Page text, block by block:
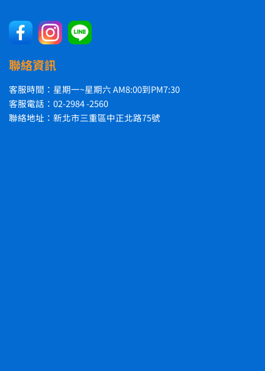
聯絡資訊
客服時間：星期一~星期六 AM8:00到PM7:30
客服電話：02-2984 -2560
聯絡地址：新北市三重區中正北路75號